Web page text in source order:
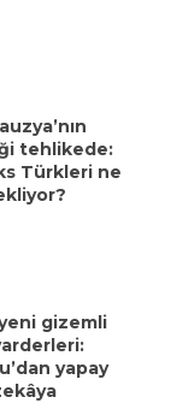
tehlikede:
Türkleri ne
gizemli
yapay